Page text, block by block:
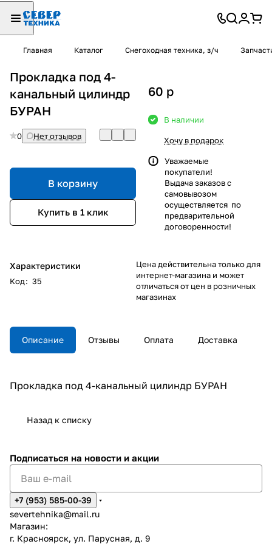
Главная Каталог Снегоходная техника, з/ч
Прокладка под 4-
канальный цилиндр
БУРАН
0 Нет отзывов
В корзину
Купить в 1 клик
Характеристики
Код: 35
60 p
В наличии
Хочу в подарок
Уважаемые
покупатели!
Выдача заказов с
самовывозом
осуществляется по
предварительной
договоренности!
Цена действительна только для
интернет-магазина и может
отличаться от цен в розничных
магазинах
Описание Отзывы Оплата Доставка
Прокладка под 4-канальный цилиндр БУРАН
Назад к списку
Подписаться на новости и акции
+7 (953) 585-00-39
severtehnika@mail.ru
Магазин:
г. Красноярск, ул. Парусная, д. 9